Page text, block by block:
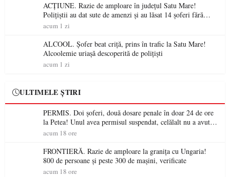
ACȚIUNE. Razie de amploare în județul Satu Mare!
Polițiștii au dat sute de amenzi și au lăsat 14 șoferi fără
permis într-o singură zi
acum 1 zi
ALCOOL. Șofer beat criță, prins în trafic la Satu Mare!
Alcoolemie uriașă descoperită de polițiști
acum 1 zi
ULTIMELE ȘTIRI
PERMIS. Doi șoferi, două dosare penale în doar 24 de ore
la Petea! Unul avea permisul suspendat, celălalt nu a avut
niciodată permis
acum 18 ore
FRONTIERĂ. Razie de amploare la granița cu Ungaria!
800 de persoane și peste 300 de mașini, verificate
acum 18 ore